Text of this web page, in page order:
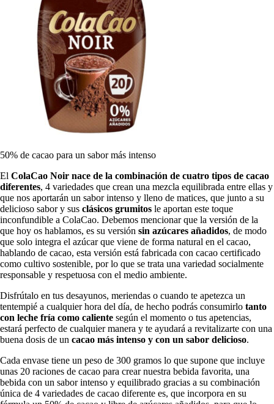
50% de cacao para un sabor más intenso
El ColaCao Noir nace de la combinación de cuatro tipos de cacao
diferentes, 4 variedades que crean una mezcla equilibrada entre ellas y
que nos aportarán un sabor intenso y lleno de matices, que junto a su
delicioso sabor y sus clásicos grumitos le aportan este toque
inconfundible a ColaCao. Debemos mencionar que la versión de la
que hoy os hablamos, es su versión sin azúcares añadidos, de modo
que solo integra el azúcar que viene de forma natural en el cacao,
hablando de cacao, esta versión está fabricada con cacao certificado
como cultivo sostenible, por lo que se trata una variedad socialmente
responsable y respetuosa con el medio ambiente.
Disfrútalo en tus desayunos, meriendas o cuando te apetezca un
tentempié a cualquier hora del día, de hecho podrás consumirlo tanto
con leche fría como caliente según el momento o tus apetencias,
estará perfecto de cualquier manera y te ayudará a revitalizarte con una
buena dosis de un cacao más intenso y con un sabor delicioso.
Cada envase tiene un peso de 300 gramos lo que supone que incluye
unas 20 raciones de cacao para crear nuestra bebida favorita, una
bebida con un sabor intenso y equilibrado gracias a su combinación
única de 4 variedades de cacao diferente es, que incorpora en su